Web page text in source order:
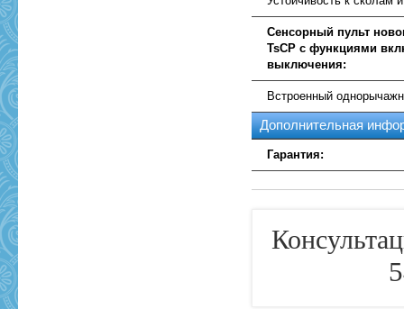
Сенсорный пульт
TsCP с функциями
выключения:
Встроенный
Дополнительная
Гарантия: